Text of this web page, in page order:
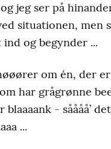
jeg ser på
situationen, men
og begynder ...
om én, der
har grågrønne
- såååå’
...